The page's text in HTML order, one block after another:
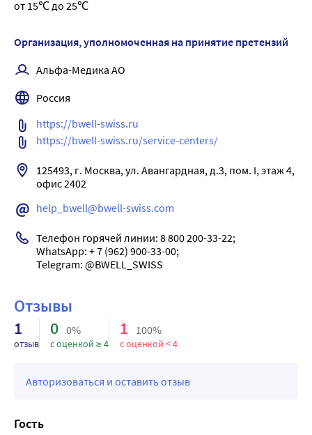
Встроенная метатарзальная подушечка разгружает
предупреждая развитие «косточек» и появление
Покрытие с включением гранул активированного
поддерживает гигиену стоп Подходят для закрытой
обуви с каблуком до 5 см Стельки ортопедические
DUO, мягкие B.Well rehab -бережно поддерживает
-перераспределяет нагрузку по всей площади
подошвы стопы; -снижает нагрузку на пальцы;
-амортизирует, защищают стопы, суставы и
повышает устойчивость при стоянии и ходьбе;
-предупреждает усталость стоп, улучшает
кровообращение стоп;
опорно-двигательной системы; -улучшает общее
самочувствие
от 15℃ до 25℃
Организация, уполномоченная на принятие претензий
Альфа-Медика АО
Россия
https://bwell-swiss.ru
https://bwell-swiss.ru/service-centers/
125493, г. Москва, ул. Авангардная, д.3, пом. I, этаж 4,
офис 2402
help_bwell@bwell-swiss.com
Телефон горячей линии: 8 800 200-33-22;
WhatsApp: + 7 (962) 900-33-00;
Отзывы
1
отзыв
0 0%
с оценкой ≥ 4
1 100%
с оценкой < 4
Авторизоваться и оставить отзыв
Гость